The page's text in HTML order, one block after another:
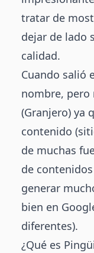
tratar de
dejar de lado
calidad.
Cuando salió
nombre, pero
(Granjero) ya
contenido
de muchas
de
generar
bien en
diferentes).
¿Qué es